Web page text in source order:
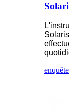
enquête